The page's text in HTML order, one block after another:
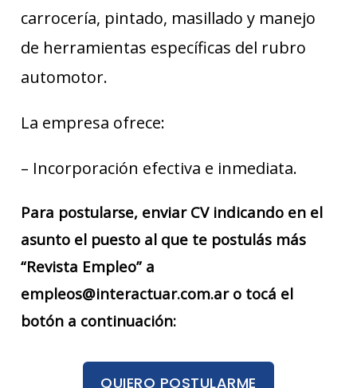
carrocería, pintado, masillado y manejo
de herramientas específicas del rubro
automotor.
La empresa ofrece:
– Incorporación efectiva e inmediata.
Para postularse, enviar CV indicando en el
asunto el puesto al que te postulás más
“Revista Empleo” a
empleos@interactuar.com.ar o tocá el
botón a continuación:
QUIERO POSTULARME